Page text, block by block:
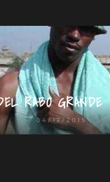
RABO GRANDE
04/12/2015